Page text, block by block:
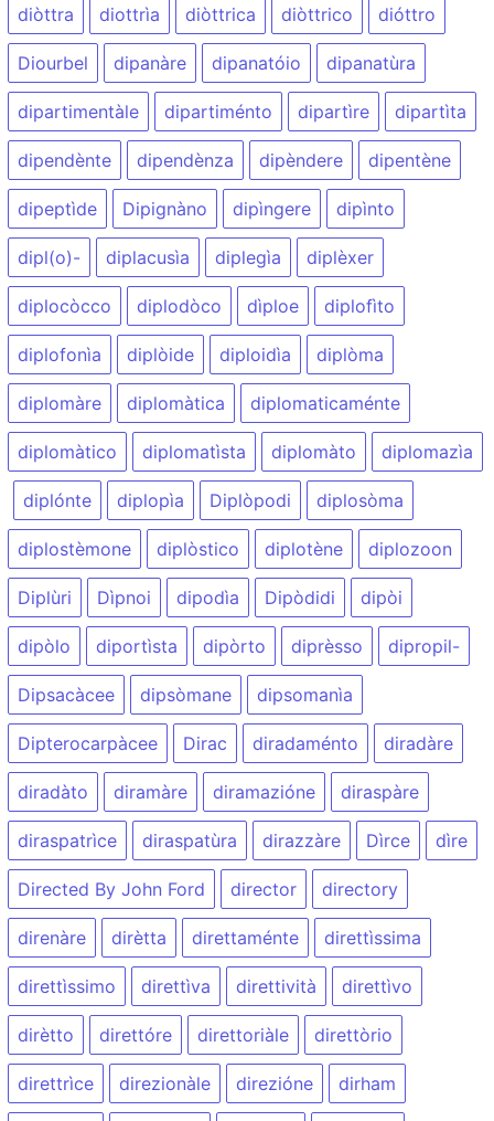
diòttra diottrìa diòttrica diòttrico dióttro
Diourbel dipanàre dipanatóio dipanatùra
dipartimentàle dipartiménto dipartìre dipartìta
dipendènte dipendènza dipèndere dipentène
dipeptìde Dipignàno dipìngere dipìnto
dipl(o)- diplacusìa diplegìa diplèxer
diplocòcco diplodòco dìploe diplofìto
diplofonìa diplòide diploidìa diplòma
diplomàre diplomàtica diplomaticaménte
diplomàtico diplomatìsta diplomàto diplomazìa
diplónte diplopìa Diplòpodi diplosòma
diplostèmone diplòstico diplotène diplozoon
Diplùri Dìpnoi dipodìa Dipòdidi dipòi
dipòlo diportìsta dipòrto diprèsso dipropil-
Dipsacàcee dipsòmane dipsomanìa
Dipterocarpàcee Dirac diradaménto diradàre
diradàto diramàre diramazióne diraspàre
diraspatrìce diraspatùra dirazzàre Dìrce dìre
Directed By John Ford director directory
direnàre dirètta direttaménte direttìssima
direttìssimo direttìva direttività direttìvo
dirètto direttóre direttoriàle direttòrio
direttrìce direzionàle direzióne dirham